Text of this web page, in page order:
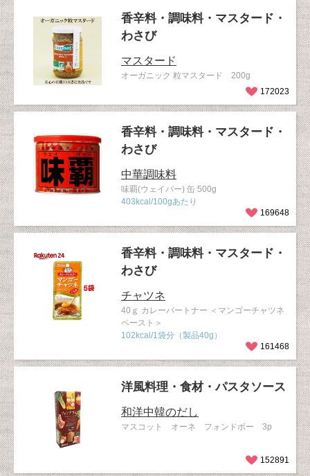
香辛料・調味料・マスタード・
わさび
マスタード
オーガニック 粒マスタード 200g
172023
香辛料・調味料・マスタード・
わさび
中華調味料
味覇(ウェイパー) 缶 500g
403kcal/100gあたり
169648
香辛料・調味料・マスタード・
わさび
チャツネ
40ｇ カレーパートナー ＜マンゴーチャツネ
ペースト＞
102kcal/1袋分（製品40g）
161468
洋風料理・食材・パスタソース
和洋中韓のだし
マスコット オーネ フォンドボー 3p
152891